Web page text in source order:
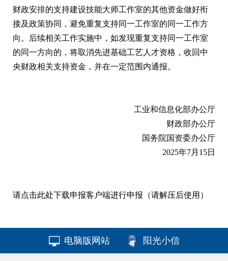
财政安排的支持建设技能大师工作室的其他资金做好衔
接及政策协同，避免重复支持同一工作室的同一工作方
向。后续相关工作实施中，如发现重复支持同一工作室
的同一方向的，将取消先进基础工艺人才资格，收回中
央财政相关支持资金，并在一定范围内通报。
工业和信息化部办公厅
财政部办公厅
国务院国资委办公厅
2025年7月15日
请点击此处下载申报客户端进行申报（请解压后使用）
电脑版网站 阳光小信